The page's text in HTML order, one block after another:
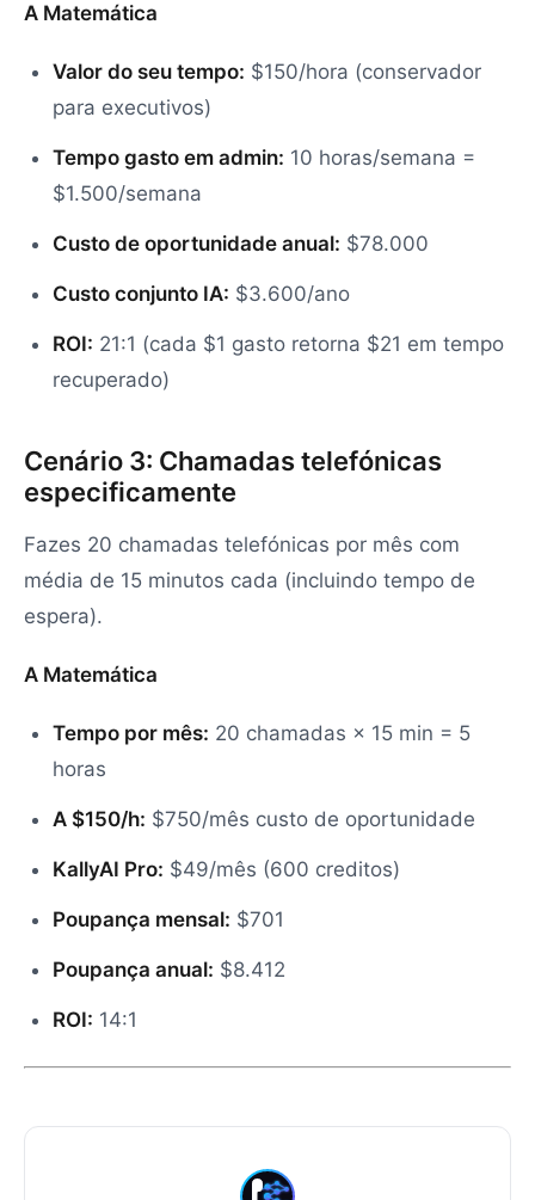
A Matemática
Valor do seu tempo: $150/hora (conservador
para executivos)
Tempo gasto em admin: 10 horas/semana =
$1.500/semana
Custo de oportunidade anual: $78.000
Custo conjunto IA: $3.600/ano
ROI: 21:1 (cada $1 gasto retorna $21 em tempo
recuperado)
Cenário 3: Chamadas telefónicas
especificamente
Fazes 20 chamadas telefónicas por mês com
média de 15 minutos cada (incluindo tempo de
espera).
A Matemática
Tempo por mês: 20 chamadas × 15 min = 5
horas
A $150/h: $750/mês custo de oportunidade
KallyAI Pro: $49/mês (600 creditos)
Poupança mensal: $701
Poupança anual: $8.412
ROI: 14:1